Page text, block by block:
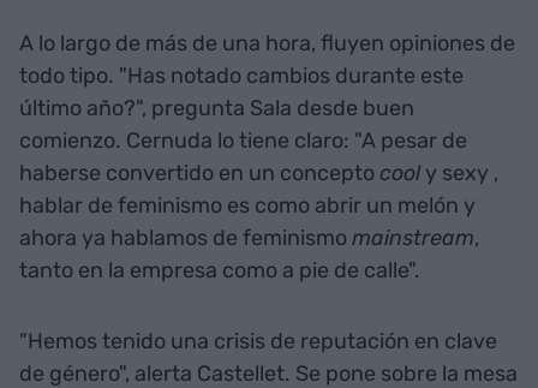
A lo largo de más de una hora, fluyen opiniones de
todo tipo. "Has notado cambios durante este
último año?", pregunta Sala desde buen
comienzo. Cernuda lo tiene claro: "A pesar de
haberse convertido en un conceptocool y sexy ,
hablar de feminismo es como abrir un melón y
ahora ya hablamos de feminismomainstream,
tanto en la empresa como a pie de calle".
"Hemos tenido una crisis de reputación en clave
de género", alerta Castellet. Se pone sobre la mesa